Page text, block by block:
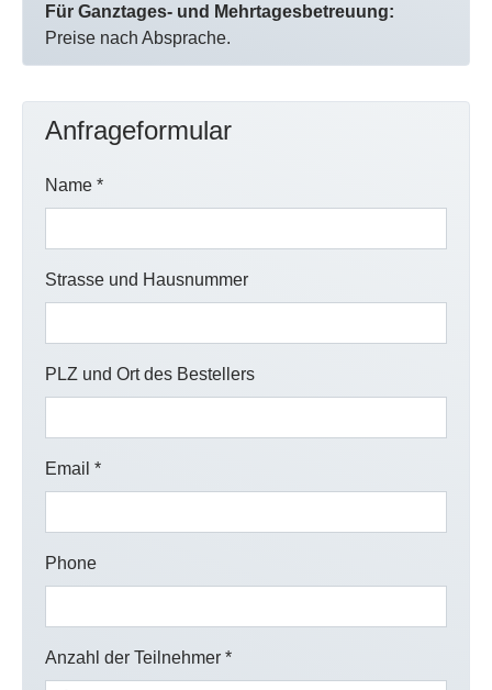
Für Ganztages- und Mehrtagesbetreuung:
Preise nach Absprache.
Anfrageformular
Name *
Strasse und Hausnummer
PLZ und Ort des Bestellers
Email *
Phone
Anzahl der Teilnehmer *